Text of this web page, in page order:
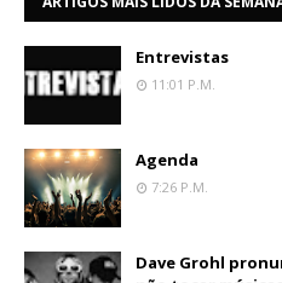
Entrevistas
11:01 P.m.
Agenda
7:26 P.m.
Dave Grohl